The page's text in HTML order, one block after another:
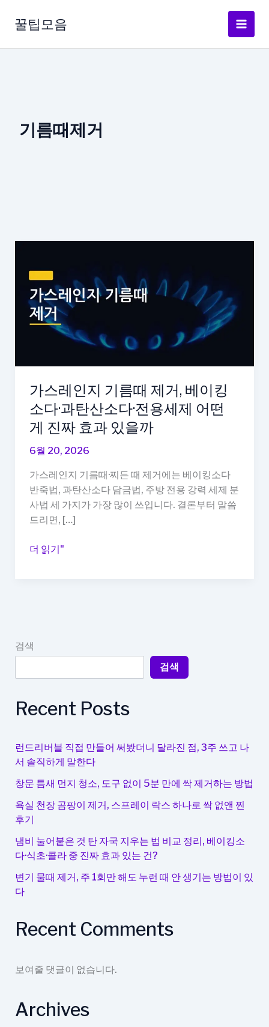
로
꿀팁모음
기름때제거
가스레인지 기름때 제거, 베이킹
소다·과탄산소다·전용세제 어떤
게 진짜 효과 있을까
6월 20, 2026
가스레인지 기름때·찌든 때 제거에는 베이킹소다
반죽법, 과탄산소다 담금법, 주방 전용 강력 세제 분
사법 세 가지가 가장 많이 쓰입니다. 결론부터 말씀
드리면, […]
가
때
이
소
다
과
탄
산
다
전
제
어
게
효
더 읽기"
검색
검색
Recent Posts
런드리버블 직접 만들어 써봤더니 달라진 점, 3주 쓰고 나
서 솔직하게 말한다
창문 틈새 먼지 청소, 도구 없이 5분 만에 싹 제거하는 방법
욕실 천장 곰팡이 제거, 스프레이 락스 하나로 싹 없앤 찐
후기
냄비 눌어붙은 것 탄 자국 지우는 법 비교 정리, 베이킹소
다·식초·콜라 중 진짜 효과 있는 건?
변기 물때 제거, 주 1회만 해도 누런 때 안 생기는 방법이 있
다
Recent Comments
보여줄 댓글이 없습니다.
Archives